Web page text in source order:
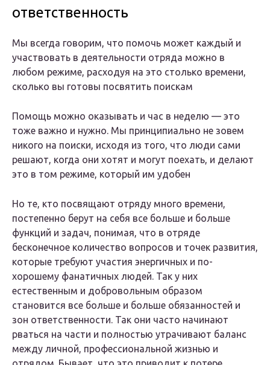
ответственность
Мы всегда говорим, что помочь может каждый и
участвовать в деятельности отряда можно в
любом режиме, расходуя на это столько времени,
сколько вы готовы посвятить поискам
Помощь можно оказывать и час в неделю — это
тоже важно и нужно. Мы принципиально не зовем
никого на поиски, исходя из того, что люди сами
решают, когда они хотят и могут поехать, и делают
это в том режиме, который им удобен
Но те, кто посвящают отряду много времени,
постепенно берут на себя все больше и больше
функций и задач, понимая, что в отряде
бесконечное количество вопросов и точек развития,
которые требуют участия энергичных и по-
хорошему фанатичных людей. Так у них
естественным и добровольным образом
становится все больше и больше обязанностей и
зон ответственности. Так они часто начинают
рваться на части и полностью утрачивают баланс
между личной, профессиональной жизнью и